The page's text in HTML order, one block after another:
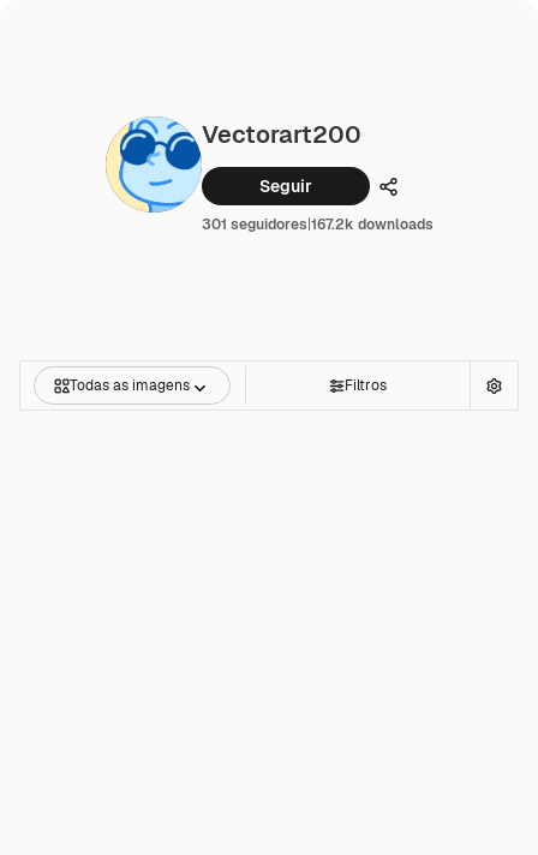
Vectorart200
Seguir Compartilhar
301 seguidores|167.2k downloads
Todas as imagens Filtros